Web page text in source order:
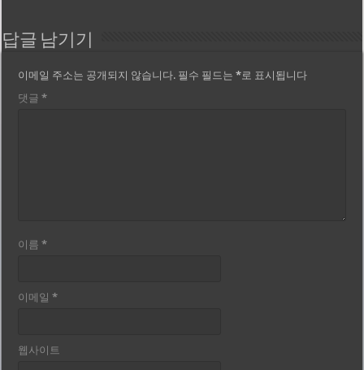
답글 남기기
이메일 주소는 공개되지 않습니다. 필수 필드는*로 표시됩니다
댓글*
이름*
이메일*
웹사이트